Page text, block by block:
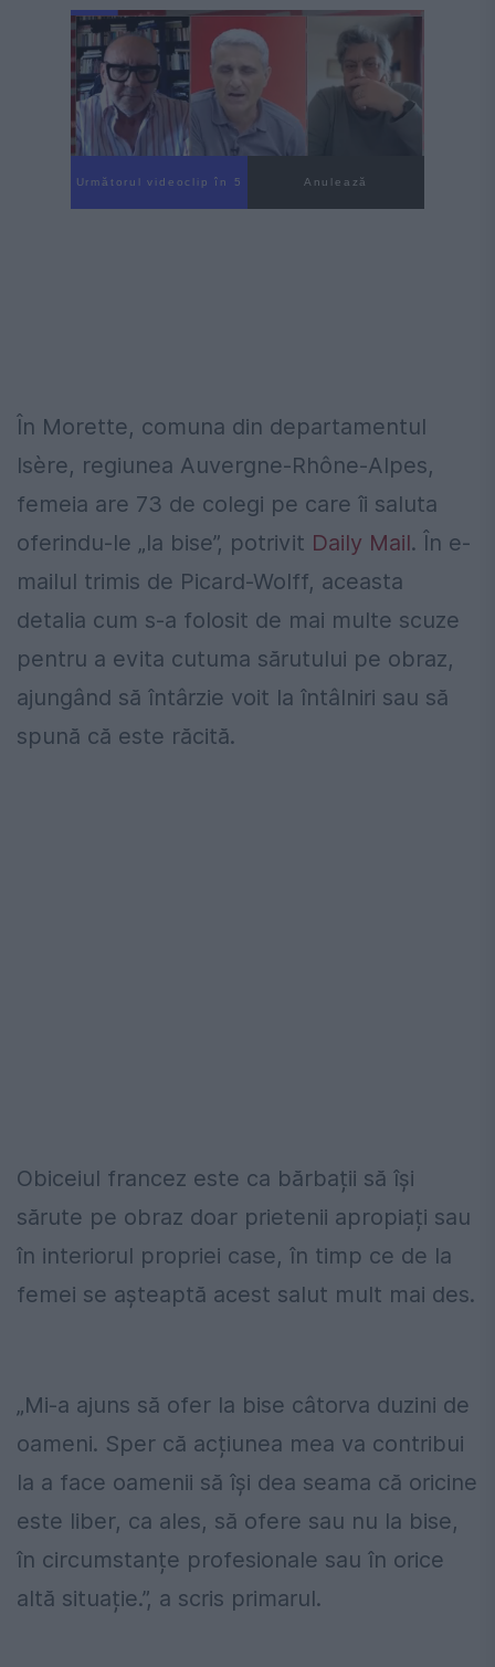
Următorul videoclip în 4 Anulează
În Morette, comuna din departamentul
Isère, regiunea Auvergne-Rhône-Alpes,
femeia are 73 de colegi pe care îi saluta
oferindu-le „la bise”, potrivit Daily Mail. În e-
mailul trimis de Picard-Wolff, aceasta
detalia cum s-a folosit de mai multe scuze
pentru a evita cutuma sărutului pe obraz,
ajungând să întârzie voit la întâlniri sau să
spună că este răcită.
Obiceiul francez este ca bărbații să își
sărute pe obraz doar prietenii apropiați sau
în interiorul propriei case, în timp ce de la
femei se așteaptă acest salut mult mai des.
„Mi-a ajuns să ofer la bise câtorva duzini de
oameni. Sper că acțiunea mea va contribui
la a face oamenii să își dea seama că oricine
este liber, ca ales, să ofere sau nu la bise,
în circumstanțe profesionale sau în orice
altă situație.”, a scris primarul.